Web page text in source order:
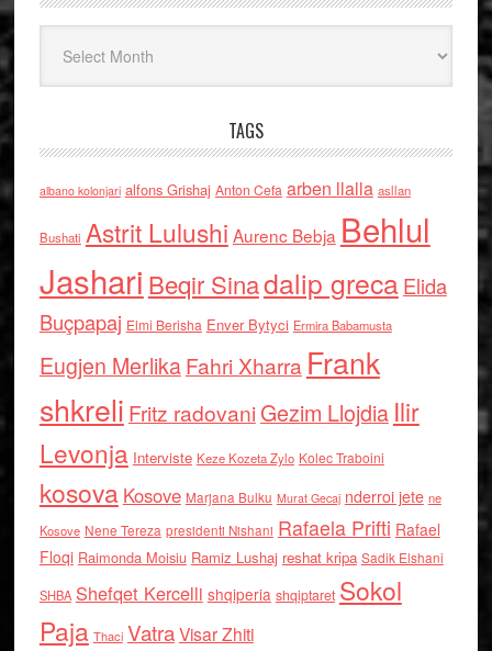
TAGS
albano kolonjari alfons Grishaj Anton Cefa arben llalla asllan
Bushati Astrit Lulushi Aurenc Bebja Behlul
Jashari Beqir Sinadalip grecaElida
Buçpapaj Elmi Berisha Enver Bytyci Ermira Babamusta
Eugjen MerlikaFahri Xharra Frank
shkreli Fritz radovaniGezim Llojdia Ilir
Levonja Interviste Keze Kozeta Zylo Kolec Traboini
kosova Kosove Marjana Bulku Murat Gecaj nderroi jete ne
Kosove Nene Tereza presidenti Nishani Rafaela Prifti Rafael
Floqi Raimonda Moisiu Ramiz Lushaj reshat kripa Sadik Elshani
SHBA Shefqet Kercelli shqiperia shqiptaret Sokol
Paja Thaci VatraVisar Zhiti